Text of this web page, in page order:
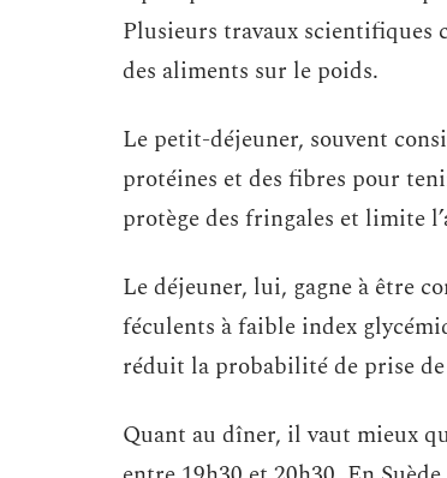
Plusieurs travaux scientifiques
des aliments sur le poids.
Le petit-déjeuner, souvent
protéines et des fibres pour
protège des fringales et limite
Le déjeuner, lui, gagne à être
féculents à faible index
réduit la probabilité de prise
Quant au dîner, il vaut mieux